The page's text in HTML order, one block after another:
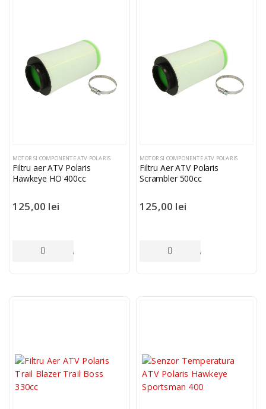
MOTOR SI COMPONENTE ATV POLARIS
Filtru aer ATV Polaris
Hawkeye HO 400cc
125,00 lei
ADAUGĂ ÎN COȘ
MOTOR SI COMPONENTE ATV POLARIS
Filtru Aer ATV Polaris
Scrambler 500cc
125,00 lei
ADAUGĂ ÎN COȘ